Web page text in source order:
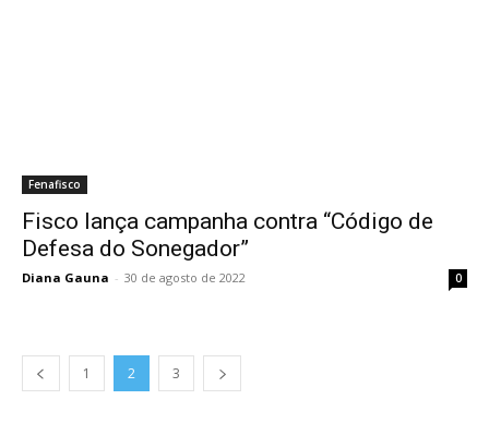
Fenafisco
Fisco lança campanha contra “Código de
Defesa do Sonegador”
Diana Gauna - 30 de agosto de 2022 0
1 2 3